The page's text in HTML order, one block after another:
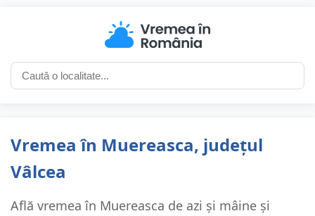
Vremea în Muereasca, județul
Vâlcea
Află vremea în Muereasca de azi și mâine și